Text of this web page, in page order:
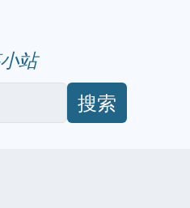
站
搜索